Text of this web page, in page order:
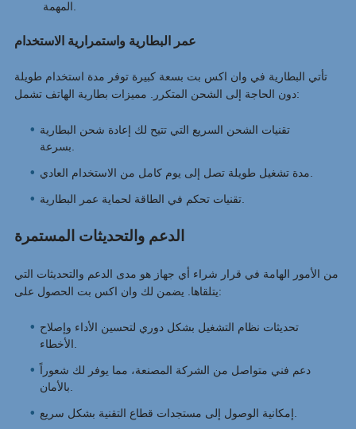
عمر البطارية واستمرارية الاستخدام
تأتي البطارية في وان اكس بت بسعة كبيرة توفر مدة استخدام طويلة
دون الحاجة إلى الشحن المتكرر. مميزات بطارية الهاتف تشمل:
تقنيات الشحن السريع التي تتيح لك إعادة شحن البطارية
تقنيات تحكم في الطاقة لحماية عمر البطارية.
الدعم والتحديثات المستمرة
من الأمور الهامة في قرار شراء أي جهاز هو مدى الدعم والتحديثات التي
يتلقاها. يضمن لك وان اكس بت الحصول على:
تحديثات نظام التشغيل بشكل دوري لتحسين الأداء وإصلاح
دعم فني متواصل من الشركة المصنعة، مما يوفر لك شعوراً